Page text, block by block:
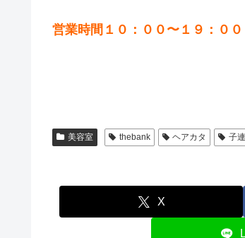
営業時間１０：００〜１９：００
美容室 thebank ヘアカタ 子
X